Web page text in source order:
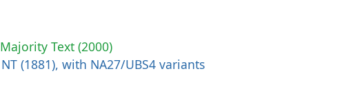
Text (2000)
(1881), with NA27/UBS4 variants